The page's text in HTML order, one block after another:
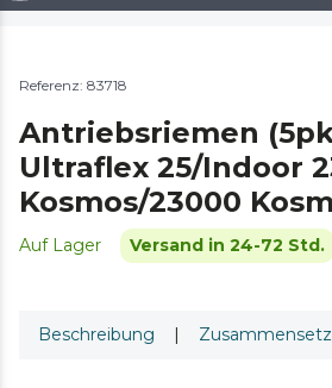
Referenz: 83718
Antriebsriemen
Ultraflex 25/Indoor
Kosmos/23000
Auf Lager Versand in 24-72 Std.
Beschreibung |